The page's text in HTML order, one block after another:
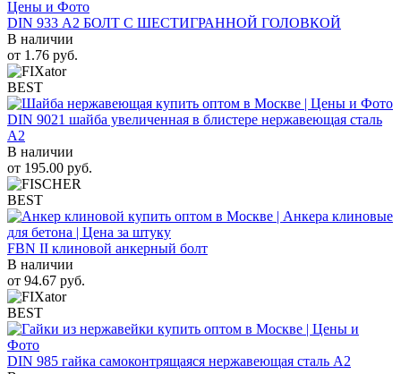
DIN 933 А2 БОЛТ С ШЕСТИГРАННОЙ ГОЛОВКОЙ
В наличии
от 1.76 руб.
BEST
DIN 9021 шайба увеличенная в блистере нержавеющая сталь
A2
В наличии
от 195.00 руб.
BEST
FBN II клиновой анкерный болт
В наличии
от 94.67 руб.
BEST
DIN 985 гайка самоконтрящаяся нержавеющая сталь A2